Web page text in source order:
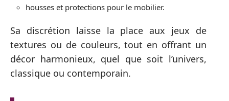
housses et protections pour le mobilier.
Sa discrétion laisse la place aux jeux de
textures ou de couleurs, tout en offrant un
décor harmonieux, quel que soit l’univers,
classique ou contemporain.